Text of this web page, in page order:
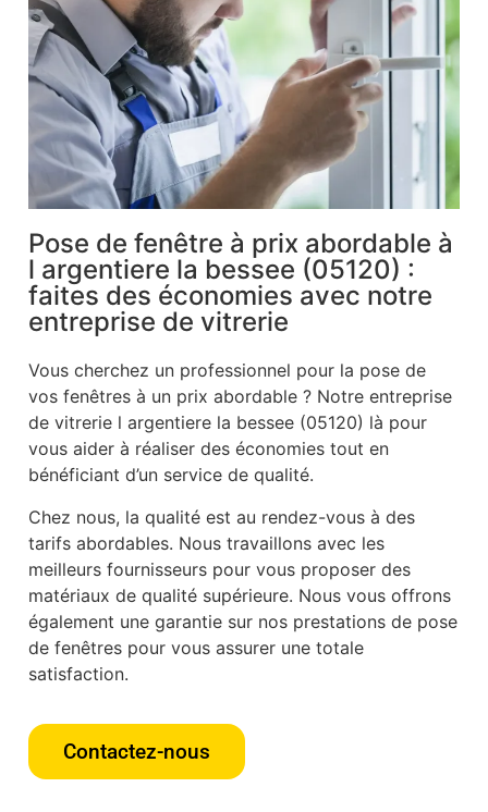
Pose de fenêtre à prix abordable à
l argentiere la bessee (05120) :
faites des économies avec notre
entreprise de vitrerie
Vous cherchez un professionnel pour la pose de
vos fenêtres à un prix abordable ? Notre entreprise
de vitrerie l argentiere la bessee (05120) là pour
vous aider à réaliser des économies tout en
bénéficiant d’un service de qualité.
Chez nous, la qualité est au rendez-vous à des
tarifs abordables. Nous travaillons avec les
meilleurs fournisseurs pour vous proposer des
matériaux de qualité supérieure. Nous vous offrons
également une garantie sur nos prestations de pose
de fenêtres pour vous assurer une totale
satisfaction.
Contactez-nous